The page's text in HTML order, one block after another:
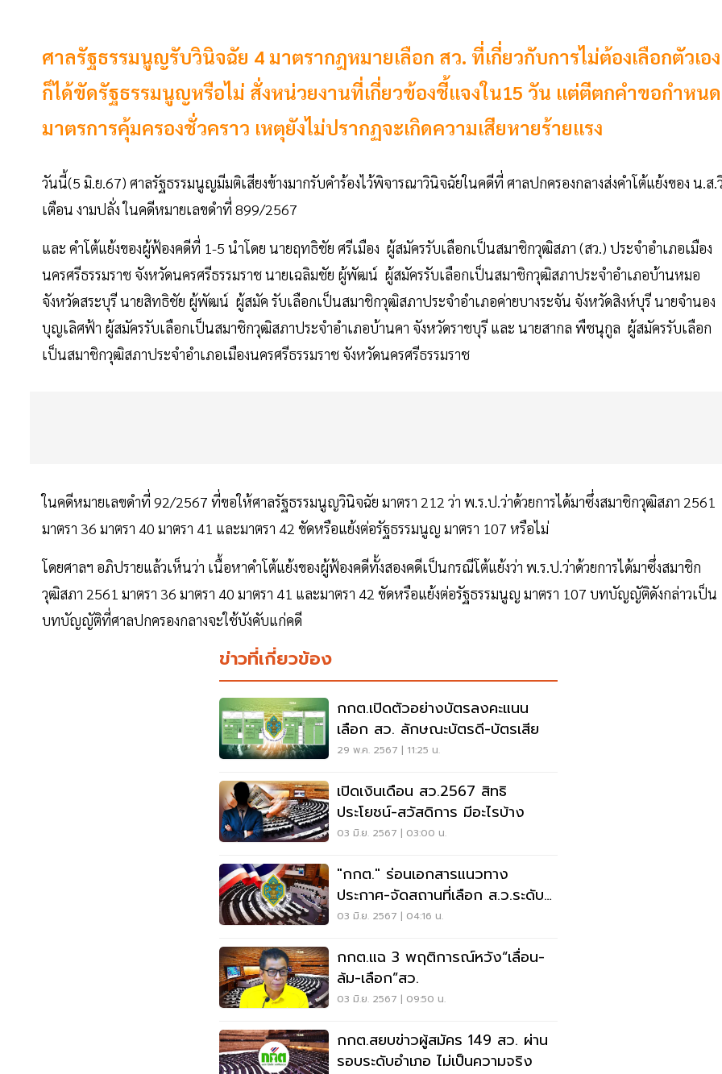
ศาลรัฐธรรมนูญรับวินิจฉัย 4 มาตรากฎหมายเลือก สว. ที่เกี่ยวกับการไม่ต้องเลือกตัวเอง
ก็ได้ขัดรัฐธรรมนูญหรือไม่ สั่งหน่วยงานที่เกี่ยวข้องชี้แจงใน15 วัน แต่ตีตกคำขอกำหนด
มาตรการคุ้มครองชั่วคราว เหตุยังไม่ปรากฏจะเกิดความเสียหายร้ายแรง
วันนี้(5 มิ.ย.67) ศาลรัฐธรรมนูญมีมติเสียงข้างมากรับคำร้องไว้พิจารณาวินิจฉัยในคดีที่ ศาลปกครองกลางส่งคำโต้แย้งของ น.ส.
เตือน งามปลั่ง ในคดีหมายเลขดำที่ 899/2567
และ คำโต้แย้งของผู้ฟ้องคดีที่ 1-5 นำโดย นายฤทธิชัย ศรีเมือง ผู้สมัครรับเลือกเป็นสมาชิกวุฒิสภา (สว.) ประจำอำเภอเมือง
นครศรีธรรมราช จังหวัดนครศรีธรรมราช นายเฉลิมชัย ผู้พัฒน์ ผู้สมัครรับเลือกเป็นสมาชิกวุฒิสภาประจำอำเภอบ้านหมอ
จังหวัดสระบุรี นายสิทธิชัย ผู้พัฒน์ ผู้สมัค รับเลือกเป็นสมาชิกวุฒิสภาประจำอำเภอค่ายบางระจัน จังหวัดสิงห์บุรี นายจำนอง
บุญเลิศฟ้า ผู้สมัครรับเลือกเป็นสมาชิกวุฒิสภาประจำอำเภอบ้านคา จังหวัดราชบุรี และ นายสากล พืชนุกูล ผู้สมัครรับเลือก
เป็นสมาชิกวุฒิสภาประจำอำเภอเมืองนครศรีธรรมราช จังหวัดนครศรีธรรมราช
ในคดีหมายเลขดำที่ 92/2567 ที่ขอให้ศาลรัฐธรรมนูญวินิจฉัย มาตรา 212 ว่า พ.ร.ป.ว่าด้วยการได้มาซึ่งสมาชิกวุฒิสภา 2561
มาตรา 36 มาตรา 40 มาตรา 41 และมาตรา 42 ขัดหรือแย้งต่อรัฐธรรมนูญ มาตรา 107 หรือไม่
โดยศาลฯ อภิปรายแล้วเห็นว่า เนื้อหาคำโต้แย้งของผู้ฟ้องคดีทั้งสองคดีเป็นกรณีโต้แย้งว่า พ.ร.ป.ว่าด้วยการได้มาซึ่งสมาชิก
วุฒิสภา 2561 มาตรา 36 มาตรา 40 มาตรา 41 และมาตรา 42 ขัดหรือแย้งต่อรัฐธรรมนูญ มาตรา 107 บทบัญญัติดังกล่าวเป็น
บทบัญญัติที่ศาลปกครองกลางจะใช้บังคับแก่คดี
ข่าวที่เกี่ยวข้อง
กกต.เปิดตัวอย่างบัตรลงคะแนน
เลือก สว. ลักษณะบัตรดี-บัตรเสีย
29 พ.ค. 2567 | 11:25 น.
เปิดเงินเดือน สว.2567 สิทธิ
ประโยชน์-สวัสดิการ มีอะไรบ้าง
03 มิ.ย. 2567 | 03:00 น.
"กกต." ร่อนเอกสารแนวทาง
ประกาศ-จัดสถานที่เลือก ส.ว.ระดับ
อำเภอ-จังหวัด
03 มิ.ย. 2567 | 04:16 น.
กกต.แฉ 3 พฤติการณ์หวัง“เลื่อน-
ล้ม-เลือก”สว.
03 มิ.ย. 2567 | 09:50 น.
กกต.สยบข่าวผู้สมัคร 149 สว. ผ่าน
รอบระดับอำเภอ ไม่เป็นความจริง